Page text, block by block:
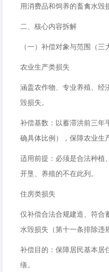
用消费品和饲养的畜禽水毁
二、核心内容拆解
（一）补偿对象与范围（三
农业生产类损失
涵盖农作物、专业养殖、经
毁损失。
补偿基数：以蓄滞洪前三年
确具体比例），保障农业生
适用前提：必须是合法种植
开垦、养殖的不在此列。
住房类损失
仅补偿合法合规建造、符合
水毁损失（第十一条排除违
补偿目的：保障居民基本居
缮。